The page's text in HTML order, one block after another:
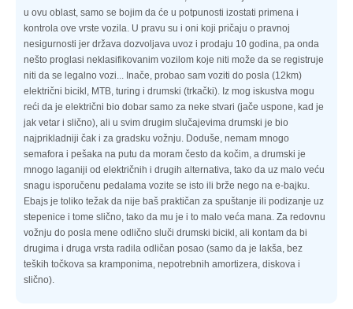
u ovu oblast, samo se bojim da će u potpunosti izostati primena i
kontrola ove vrste vozila. U pravu su i oni koji pričaju o pravnoj
nesigurnosti jer država dozvoljava uvoz i prodaju 10 godina, pa onda
nešto proglasi neklasifikovanim vozilom koje niti može da se registruje
niti da se legalno vozi... Inače, probao sam voziti do posla (12km)
električni bicikl, MTB, turing i drumski (trkački). Iz mog iskustva mogu
reći da je električni bio dobar samo za neke stvari (jače uspone, kad je
jak vetar i slično), ali u svim drugim slučajevima drumski je bio
najprikladniji čak i za gradsku vožnju. Doduše, nemam mnogo
semafora i pešaka na putu da moram često da kočim, a drumski je
mnogo laganiji od električnih i drugih alternativa, tako da uz malo veću
snagu isporučenu pedalama vozite se isto ili brže nego na e-bajku.
Ebajs je toliko težak da nije baš praktičan za spuštanje ili podizanje uz
stepenice i tome slično, tako da mu je i to malo veća mana. Za redovnu
vožnju do posla mene odlično sluči drumski bicikl, ali kontam da bi
drugima i druga vrsta radila odličan posao (samo da je lakša, bez
teških točkova sa kramponima, nepotrebnih amortizera, diskova i
slično).